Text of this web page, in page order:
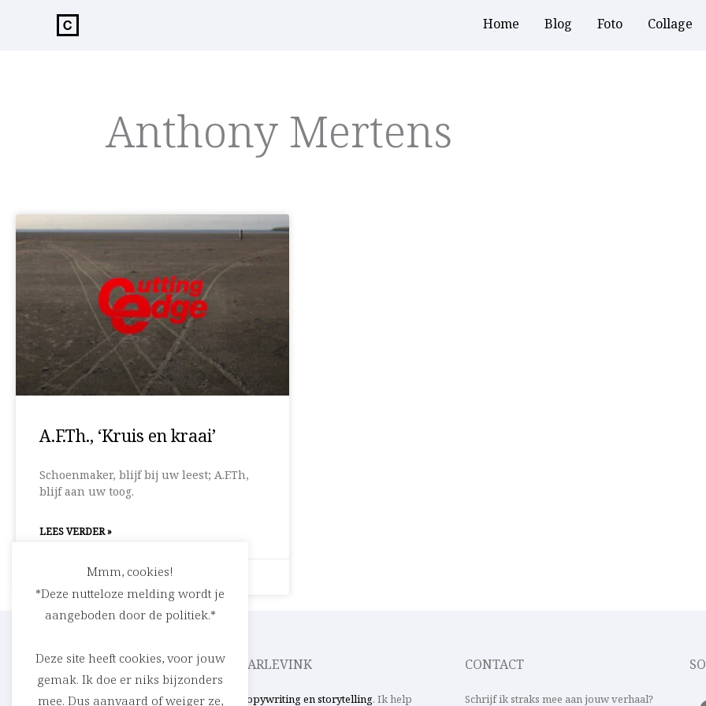
Home Blog Foto Collage
Anthony Mertens
A.F.Th., ‘Kruis en kraai’
Schoenmaker, blijf bij uw leest; A.F.Th,
blijf aan uw toog.
LEES VERDER »
9 februari 2009 Geen reacties
CEDRIC RASKIN
Verhalen in woord en beeld. Uit ’t Stad,
PARLEVINK
Copywriting en storytelling. Ik help
CONTACT
Schrijf ik straks mee aan jouw verhaal?
Mmm, cookies!
*Deze nutteloze melding wordt je
aangeboden door de politiek.*
Deze site heeft cookies, voor jouw
gemak. Ik doe er niks bijzonders
mee. Dus aanvaard of weiger ze,